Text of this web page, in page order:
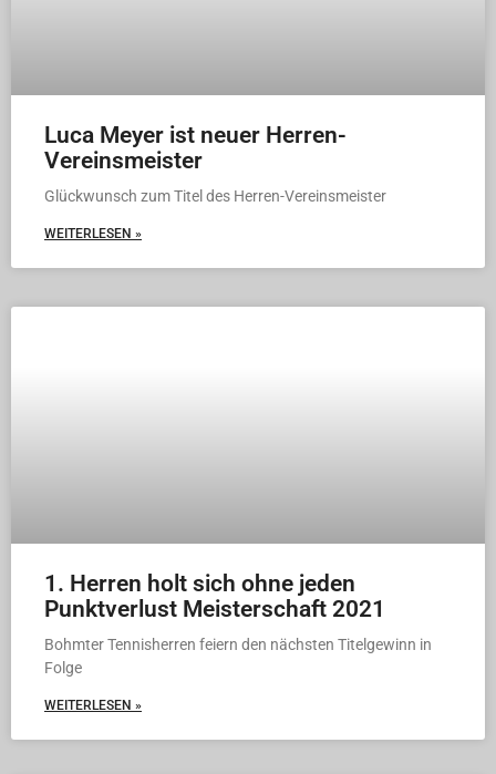
Luca Meyer ist neuer Herren-
Vereinsmeister
Glückwunsch zum Titel des Herren-Vereinsmeister
WEITERLESEN »
1. Herren holt sich ohne jeden
Punktverlust Meisterschaft 2021
Bohmter Tennisherren feiern den nächsten Titelgewinn in
Folge
WEITERLESEN »